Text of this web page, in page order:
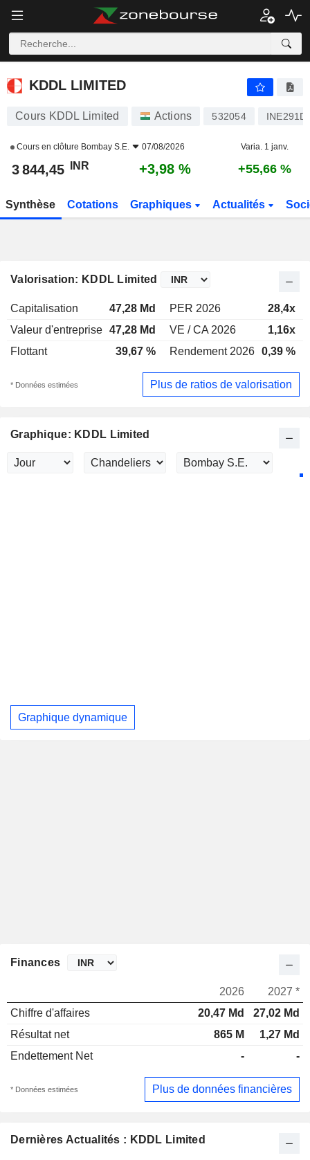
KDDL LIMITED
KDDL LIMITED
Cours KDDL Limited Actions 532054
Cours en clôture Bombay S.E. 07/08/2026 Varia. 1 janv.
3 844,45 INR +3,98 % +55,66 %
Synthèse Cotations Graphiques Actualités
Valorisation: KDDL Limited
Capitalisation 47,28 Md PER 2026 28,4x
Valeur d'entreprise 47,28 Md VE / CA 2026 1,16x
Flottant
39,67 % Rendement 2026 0,39 %
* Données estimées Plus de ratios de valorisation
Graphique: KDDL Limited
Graphique dynamique
Dernières Actualités : KDDL Limited
Finances
2026
2027 *
Chiffre d'affaires
20,47 Md
27,02 Md
Résultat net
865 M
1,27 Md
Endettement Net
- -
* Données estimées Plus de données financières